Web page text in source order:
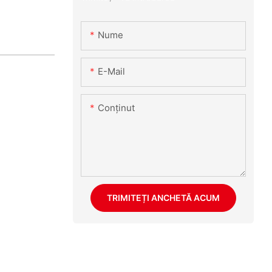
Nume
E-Mail
Conţinut
TRIMITEȚI ANCHETĂ ACUM